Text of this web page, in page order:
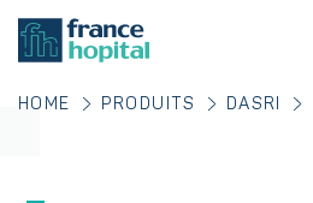
HOME PRODUITS DASRI